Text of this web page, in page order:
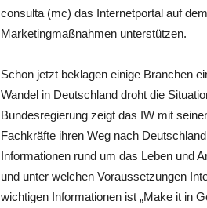
consulta (mc) das Internetportal auf
Marketingmaßnahmen unterstützen.
Schon jetzt beklagen einige Branchen
Wandel in Deutschland droht die
Bundesregierung zeigt das IW mit
Fachkräfte ihren Weg nach
Informationen rund um das Leben und
und unter welchen Voraussetzungen
wichtigen Informationen ist „Make it in